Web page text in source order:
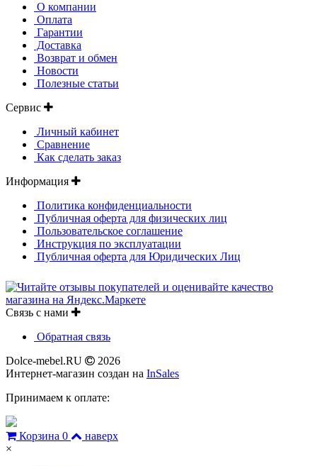
О компании
Оплата
Гарантии
Доставка
Возврат и обмен
Новости
Полезные статьи
Сервис
Личный кабинет
Сравнение
Как сделать заказ
Информация
Политика конфиденциальности
Публичная оферта для физических лиц
Пользовательское соглашение
Инструкция по эксплуатации
Публичная оферта для Юридических Лиц
Связь с нами
Обратная связь
Dolce-mebel.RU
2026
Интернет-магазин создан на InSales
Принимаем к оплате:
Корзина 0
наверх
×